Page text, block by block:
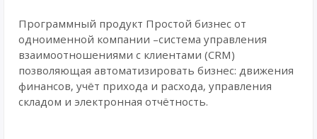
Программный продукт Простой бизнес от
одноименной компании –система управления
взаимоотношениями с клиентами (CRM)
позволяющая автоматизировать бизнес: движения
финансов, учёт прихода и расхода, управления
складом и электронная отчётность.